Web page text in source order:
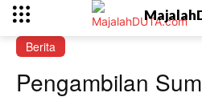
Berita
Pengambilan